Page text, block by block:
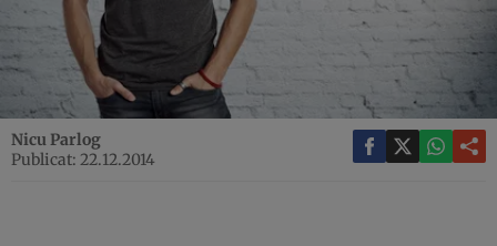
Nicu Parlog
Publicat: 22.12.2014